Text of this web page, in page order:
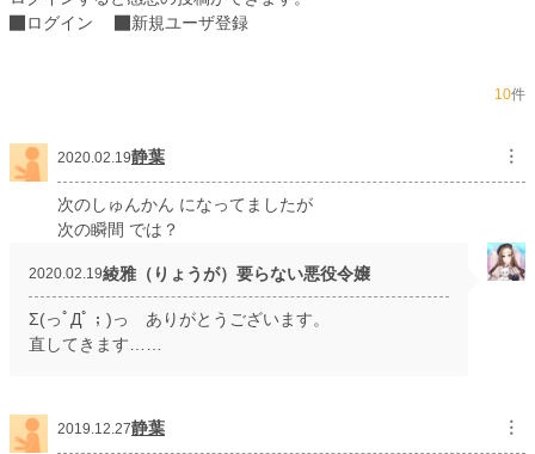
ログイン
新規ユーザ登録
10件
2020.02.19静葉 ︙
次のしゅんかん になってましたが
次の瞬間 では？
2020.02.19綾雅（りょうが）要らない悪役令嬢
Σ(っﾟДﾟ；)っ ありがとうございます。
直してきます……
2019.12.27静葉 ︙